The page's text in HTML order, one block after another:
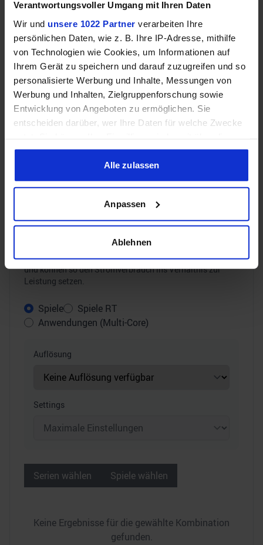
Verantwortungsvoller Umgang mit Ihren Daten
Wir und unsere 1022 Partner verarbeiten Ihre
persönlichen Daten, wie z. B. Ihre IP-Adresse, mithilfe
von Technologien wie Cookies, um Informationen auf
Ihrem Gerät zu speichern und darauf zuzugreifen und so
personalisierte Werbung und Inhalte, Messungen von
Werbung und Inhalten, Zielgruppenforschung sowie
Entwicklung von Angeboten zu ermöglichen. Sie
entscheiden darüber, wer Ihre Daten für welche Zwecke
Cookie-Erklärung oder durch Klicken auf das Privacy
Trigger Symbol ändern oder widerrufen
Informationen über Ihre geografische Lage erfassen,
welche bis auf einige Meter genau sein können
Ihr Gerät durch aktives Scannen nach bestimmten
Erfahren Sie mehr darüber, wie Ihre persönlichen Daten
verarbeitet werden, und legen Sie Ihre Präferenzen im
Wir verwenden Cookies, um Inhalte und Anzeigen zu
zu können und die Zugriffe auf unsere Website zu
Verwendung unserer Website an unsere Partner für
Partner führen diese Informationen möglicherweise mit
weiteren Daten zusammen, die Sie ihnen bereitgestellt
Alle zulassen
Anpassen
Ablehnen
Serien wählen
Spiele wählen
Average
1% Low
Keine Ergebnisse für die gewählte Kombination
3. Effizienz (FPS pro Watt)
Die Effizienz von Hardware wird immer wichtiger. Darum
errechnen wir für alle Tests die FPS und Punkte pro Watt
und können so den Stromverbrauch ins Verhältnis zur
Leistung setzen.
Spiele
Spiele RT
Anwendungen (Multi-Core)
Auflösung
Settings
Serien wählen Spiele wählen
Keine Ergebnisse für die gewählte Kombination
gefunden.